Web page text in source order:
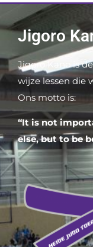
Jigoro
Jigoro Kano is
wijze lessen die
Ons motto is:
“It is not
else, but to be